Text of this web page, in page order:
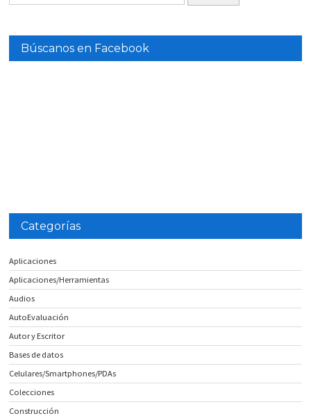
Búscanos en Facebook
Categorías
Aplicaciones
Aplicaciones/Herramientas
Audios
AutoEvaluación
Autor y Escritor
Bases de datos
Celulares/Smartphones/PDAs
Colecciones
Construcción